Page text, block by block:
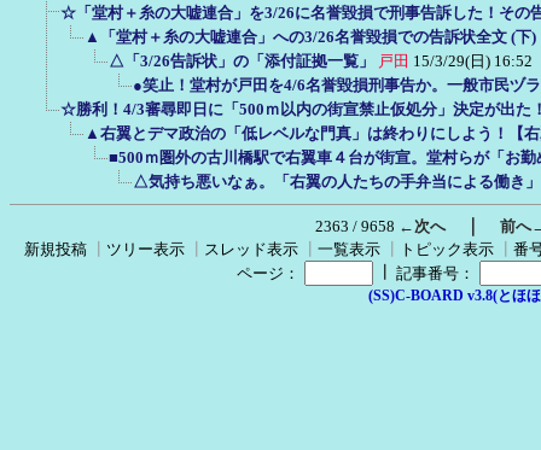
☆「堂村＋糸の大嘘連合」を3/26に名誉毀損で刑事告訴した！その
▲「堂村＋糸の大嘘連合」への3/26名誉毀損での告訴状全文 (下)
△「3/26告訴状」の「添付証拠一覧」
戸田 15/3/29(日) 16:52
●笑止！堂村が戸田を4/6名誉毀損刑事告か。一般市民ヅ
☆勝利！4/3審尋即日に「500ｍ以内の街宣禁止仮処分」決定が出た
▲右翼とデマ政治の「低レベルな門真」は終わりにしよう！【
■500ｍ圏外の古川橋駅で右翼車４台が街宣。堂村らが「お
△気持ち悪いなぁ。「右翼の人たちの手弁当による働き
2363 / 9658 ←次へ｜ 前へ
新規投稿
ツリー表示 スレッド表示 一覧表示 トピック表示
番
ページ：
記事番号：
(SS)C-BOARD v3.8(とほ